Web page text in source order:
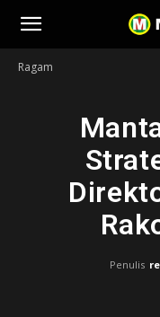
Manuver
Ragam
Penulis